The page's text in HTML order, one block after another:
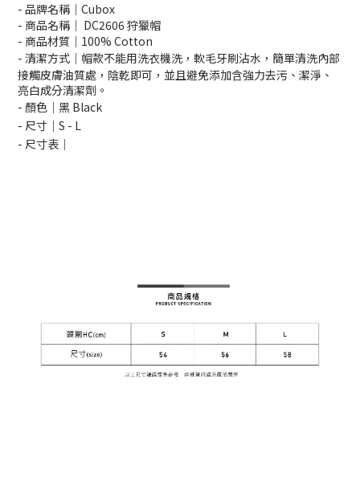
- 品牌名稱｜Cubox
- 商品名稱｜ DC2606 狩獵帽
- 商品材質｜100% Cotton
- 清潔方式｜ 帽款不能用洗衣機洗，軟毛牙刷沾水，簡單清洗內部
接觸皮膚油質處，陰乾即可，並且避免添加含強力去污、潔淨、
亮白成分清潔劑。
- 顏色｜黑 Black
- 尺寸｜S - L
- 尺寸表｜